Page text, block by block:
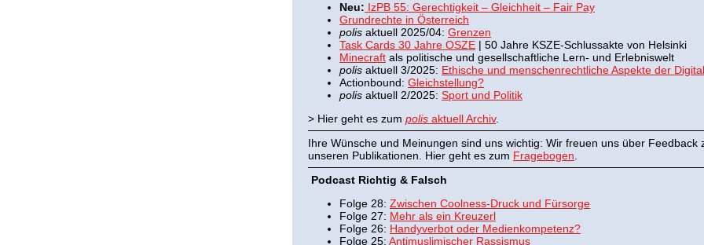
Neu: IzPB 55: Gerechtigkeit – Gleichheit – Fair Pay
Grundrechte in Österreich
polis aktuell 2025/04: Grenzen
Task Cards 30 Jahre OSZE | 50 Jahre KSZE-Schlussakte von Helsinki
Minecraft als politische und gesellschaftliche Lern- und Erlebniswelt
polis aktuell 3/2025: Ethische und menschenrechtliche Aspekte der
Actionbound: Gleichstellung?
polis aktuell 2/2025: Sport und Politik
> Hier geht es zum polis aktuell Archiv.
Ihre Wünsche und Meinungen sind uns wichtig: Wir freuen uns über Feedback
unseren Publikationen. Hier geht es zum Fragebogen
Podcast Richtig & Falsch
Folge 28: Zwischen Coolness-Druck und Fürsorge
Folge 27: Mehr als ein Kreuzerl
Folge 26: Handyverbot oder Medienkompetenz?
Folge 25: Antimuslimischer Rassismus